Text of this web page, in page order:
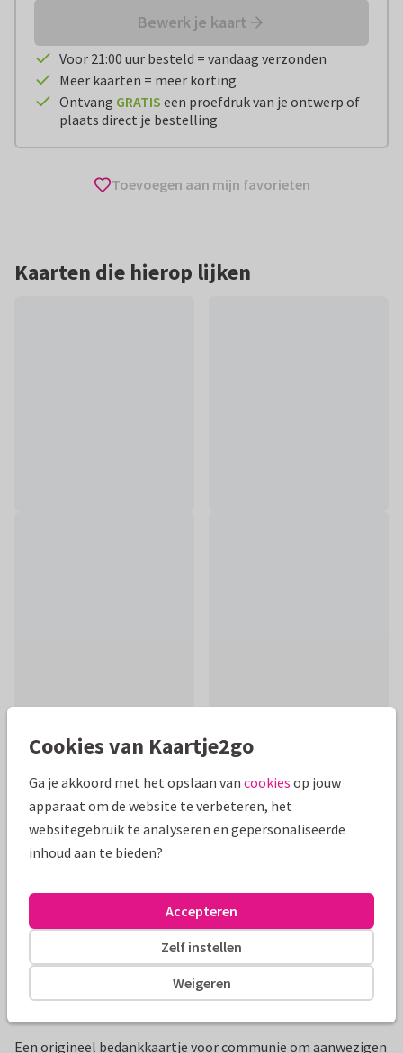
Bewerk je kaart
Voor 21:00 uur besteld = vandaag verzonden
Meer kaarten = meer korting
Ontvang GRATIS een proefdruk van je ontwerp of
plaats direct je bestelling
Toevoegen aan mijn favorieten
Kaarten die hierop lijken
Mooie extra's bij je kaart
Een origineel bedankkaartje voor communie om aanwezigen
Cookies van Kaartje2go
Ga je akkoord met het opslaan van cookies op jouw
apparaat om de website te verbeteren, het
websitegebruik te analyseren en gepersonaliseerde
inhoud aan te bieden?
Weigeren
Zelf instellen
Accepteren